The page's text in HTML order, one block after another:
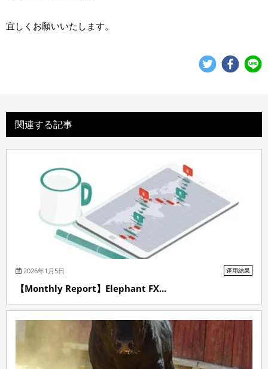
宜しくお願いいたします。
関連する記事
2026年1月5日 運用結果
【Monthly Report】Elephant FX...